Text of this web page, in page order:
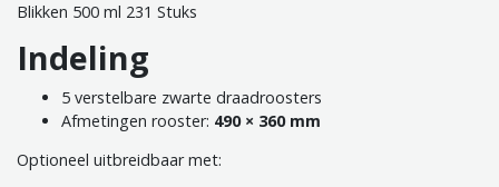
Blikken 500 ml 231 Stuks
Indeling
5 verstelbare zwarte draadroosters
Afmetingen rooster: 490 × 360 mm
Optioneel uitbreidbaar met: